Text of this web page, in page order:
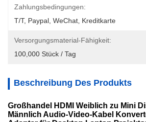
Zahlungsbedingungen:
T/T, Paypal, WeChat, Kreditkarte
Versorgungsmaterial-Fähigkeit:
100,000 Stück / Tag
Beschreibung Des Produkts
Großhandel HDMI Weiblich zu Mini
Männlich Audio-Video-Kabel